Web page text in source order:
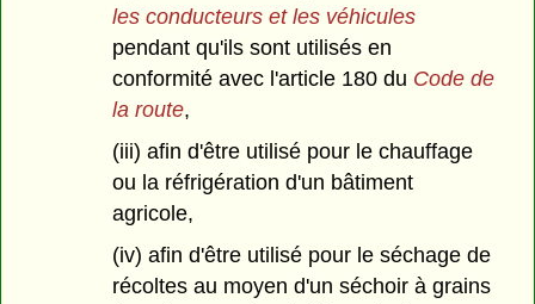
les conducteurs et les véhicules
pendant qu'ils sont utilisés en
conformité avec l'article 180 du Code de
la route,
(iii) afin d'être utilisé pour le chauffage
ou la réfrigération d'un bâtiment
agricole,
(iv) afin d'être utilisé pour le séchage de
récoltes au moyen d'un séchoir à grains